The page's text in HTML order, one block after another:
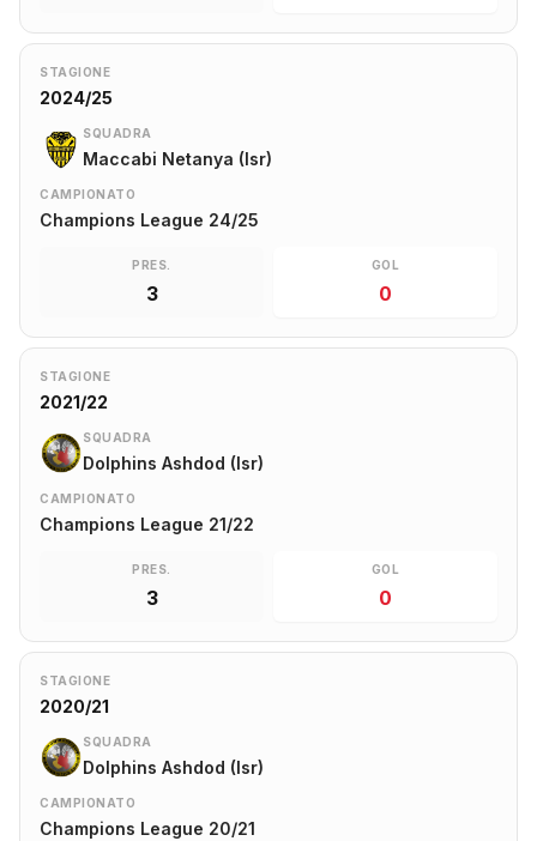
STAGIONE
2024/25
SQUADRA
Maccabi Netanya (Isr)
CAMPIONATO
Champions League 24/25
PRES.
3
GOL
0
STAGIONE
2021/22
SQUADRA
Dolphins Ashdod (Isr)
CAMPIONATO
Champions League 21/22
PRES.
3
GOL
0
STAGIONE
2020/21
SQUADRA
Dolphins Ashdod (Isr)
CAMPIONATO
Champions League 20/21